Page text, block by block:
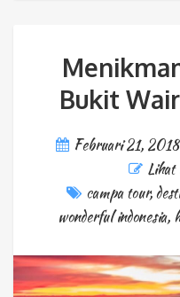
Bukit
Februari 21, 2018
Lihat
campa tour,
wonderful indonesia,